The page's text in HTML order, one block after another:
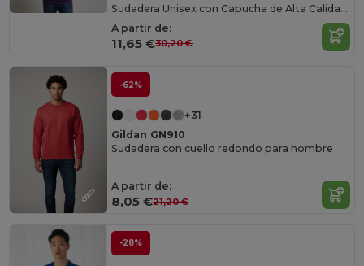
Sudadera Unisex con Capucha de Alta Calidad Gildan
A partir de:
11,65 €30,20 €
-62%
+31
Gildan GN910
Sudadera con cuello redondo para hombre
A partir de:
8,05 €21,20 €
-28%